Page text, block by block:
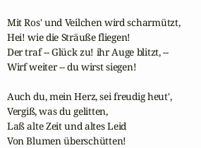
Mit Ros' und Veilchen wird scharmützt,
Hei! wie die Sträuße fliegen!
Der traf -- Glück zu! ihr Auge blitzt, --
Wirf weiter -- du wirst siegen!
Auch du, mein Herz, sei freudig heut',
Vergiß, was du gelitten,
Laß alte Zeit und altes Leid
Von Blumen überschütten!